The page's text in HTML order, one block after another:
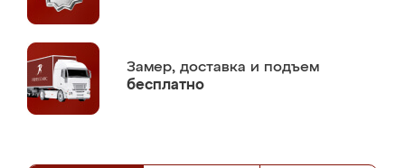
Замер, доставка и подъем
бесплатно